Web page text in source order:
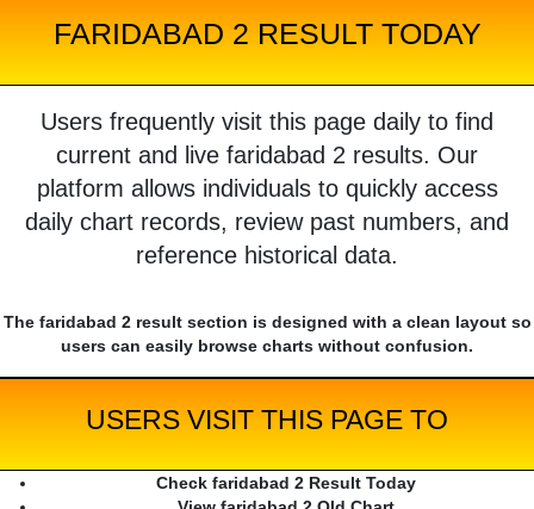
FARIDABAD 2 RESULT TODAY
Users frequently visit this page daily to find
current and live faridabad 2 results. Our
platform allows individuals to quickly access
daily chart records, review past numbers, and
reference historical data.
The faridabad 2 result section is designed with a clean layout so
users can easily browse charts without confusion.
USERS VISIT THIS PAGE TO
Check faridabad 2 Result Today